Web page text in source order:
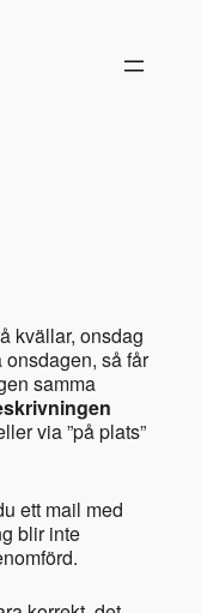
kvällar, onsdag
så får
samma
via ”på plats”
ett mail med
blir inte